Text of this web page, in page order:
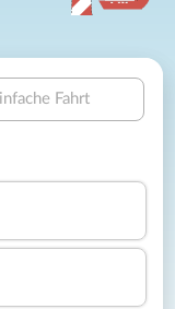
Fahrt